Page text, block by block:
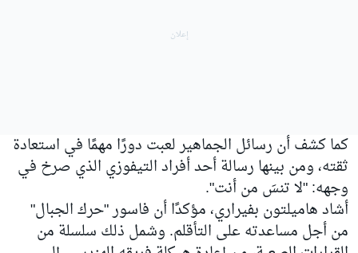
كما كشف أن رسائل الجماهير لعبت دورًا مهمًا في استعادة
ثقته، ومن بينها رسالة أحد أفراد التيفوزي الذي صرخ في
وجهه: "لا تنسَ من أنت".
أشاد هاميلتون بفيراري، مؤكدًا أن فاسور "حرك الجبال"
من أجل مساعدته على التأقلم. وشمل ذلك سلسلة من